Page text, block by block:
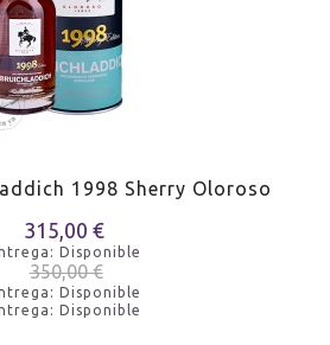
1998 Sherry Oloroso
315,00 €
Disponible
350,00 €
Disponible
Disponible